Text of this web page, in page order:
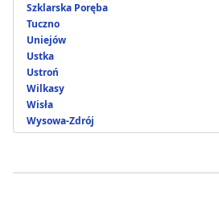
Szklarska Poręba
Tuczno
Uniejów
Ustka
Ustroń
Wilkasy
Wisła
Wysowa-Zdrój